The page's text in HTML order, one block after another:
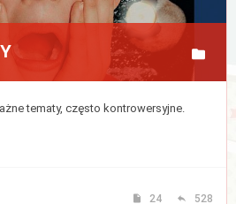
tematy, często kontrowersyjne.
24 528